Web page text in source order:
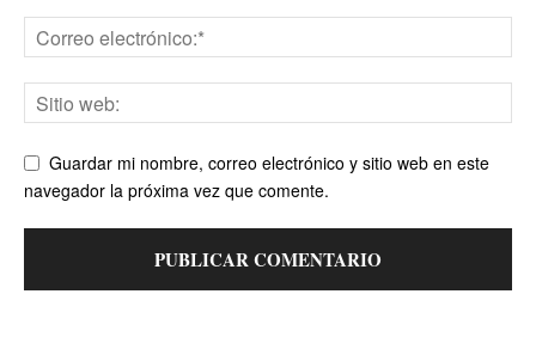
Guardar mi nombre, correo electrónico y sitio web en este
navegador la próxima vez que comente.